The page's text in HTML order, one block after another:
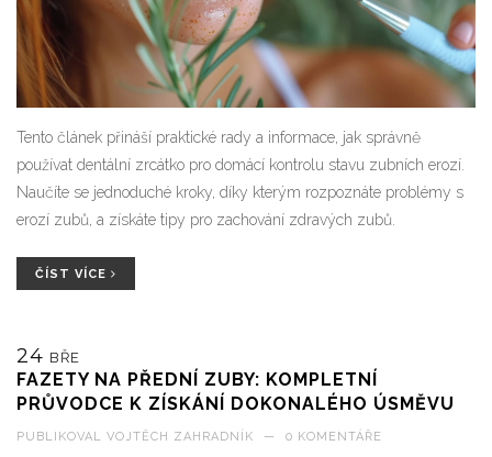
Tento článek přináší praktické rady a informace, jak správně
používat dentální zrcátko pro domácí kontrolu stavu zubních erozí.
Naučíte se jednoduché kroky, díky kterým rozpoznáte problémy s
erozí zubů, a získáte tipy pro zachování zdravých zubů.
ČÍST VÍCE
24 BŘE
FAZETY NA PŘEDNÍ ZUBY: KOMPLETNÍ
PRŮVODCE K ZÍSKÁNÍ DOKONALÉHO ÚSMĚVU
PUBLIKOVAL VOJTĚCH ZAHRADNÍK — 0 KOMENTÁŘE